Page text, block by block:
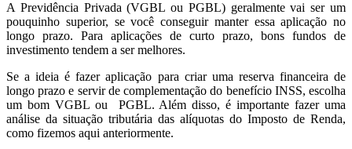
A Previdência Privada (VGBL ou PGBL) geralmente vai ser um
pouquinho superior, se você conseguir manter essa aplicação no
longo prazo. Para aplicações de curto prazo, bons fundos de
investimento tendem a ser melhores.
Se a ideia é fazer aplicação para criar uma reserva financeira de
longo prazo e servir de complementação do benefício INSS, escolha
um bom VGBL ou PGBL. Além disso, é importante fazer uma
análise da situação tributária das alíquotas do Imposto de Renda,
como fizemos aqui anteriormente.